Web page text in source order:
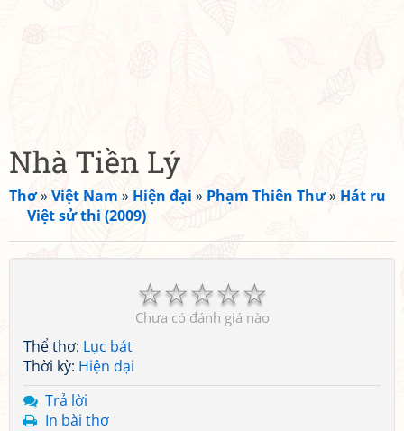
Nhà Tiền Lý
Thơ»Việt Nam » Hiện đại » Phạm Thiên Thư» Hát ru
Việt sử thi (2009)
☆
☆
☆
☆
☆
Chưa có đánh giá nào
Thể thơ: Lục bát
Thời kỳ: Hiện đại
Trả lời
In bài thơ